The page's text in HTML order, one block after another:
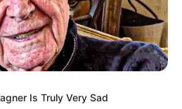
Is Truly Very Sad